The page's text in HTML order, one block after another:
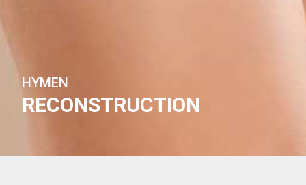
HYMEN
RECONSTRUCTION